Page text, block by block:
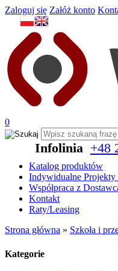
Zaloguj się Załóż konto
0
Infolinia +48
Katalog produktów
Indywidualne Projekty
Współpraca z
Kontakt
Raty/Leasing
Strona główna » Szkoła i
Kategorie